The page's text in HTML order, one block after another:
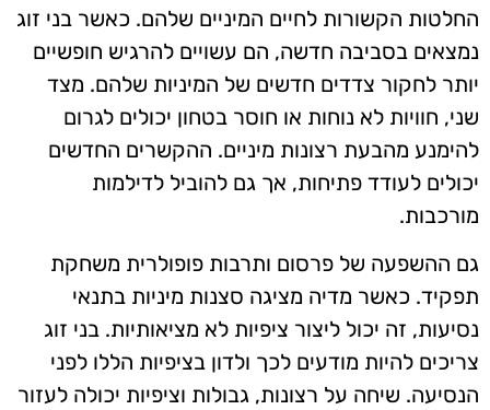
החלטות הקשורות לחיים המיניים שלהם. כאשר בני זוג
נמצאים בסביבה חדשה, הם עשויים להרגיש חופשיים
יותר לחקור צדדים חדשים של המיניות שלהם. מצד
שני, חוויות לא נוחות או חוסר בטחון יכולים לגרום
להימנע מהבעת רצונות מיניים. ההקשרים החדשים
יכולים לעודד פתיחות, אך גם להוביל לדילמות
מורכבות.
גם ההשפעה של פרסום ותרבות פופולרית משחקת
תפקיד. כאשר מדיה מציגה סצנות מיניות בתנאי
נסיעות, זה יכול ליצור ציפיות לא מציאותיות. בני זוג
צריכים להיות מודעים לכך ולדון בציפיות הללו לפני
הנסיעה. שיחה על רצונות, גבולות וציפיות יכולה לעזור